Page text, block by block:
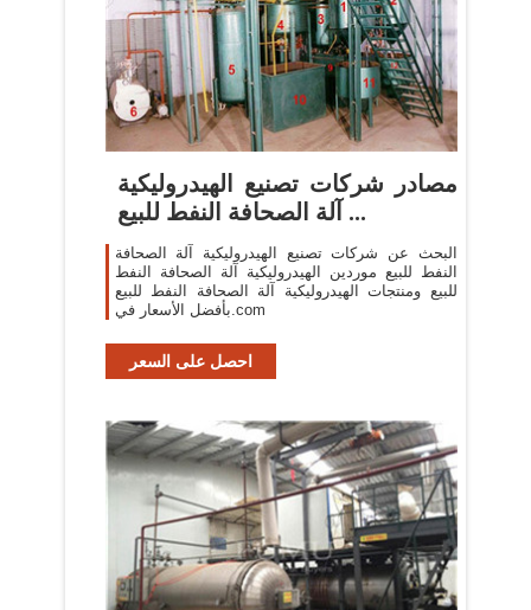
مصادر شركات تصنيع الهيدروليكية
آلة الصحافة النفط للبيع ...
البحث عن شركات تصنيع الهيدروليكية آلة الصحافة
النفط للبيع موردين الهيدروليكية آلة الصحافة النفط
للبيع ومنتجات الهيدروليكية آلة الصحافة النفط للبيع
بأفضل الأسعار في.com
احصل على السعر